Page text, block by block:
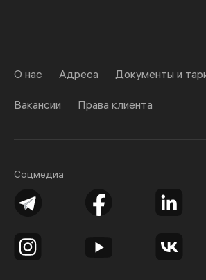
Соцмедиа
О нас Адреса Документы и
Вакансии Права клиента